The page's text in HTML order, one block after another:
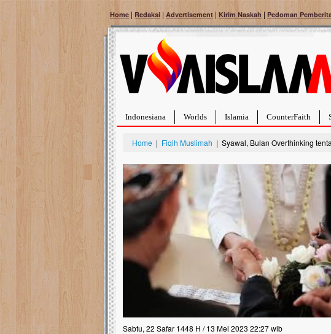
Home | Redaksi | Advertisement | Kirim Naskah | Pedoman
Indonesiana Worlds Islamia CounterFaith
Home | Fiqih Muslimah | Syawal, Bulan Overthinking
Sabtu, 22 Safar 1448 H / 13 Mei 2023 22:27 wib
Bantu Naura, Balita Hebat
Tumor Pembuluh Darah
Hidup Naura Salsabila dipenuhi dengan
rintangan yang sangat berat. Meskipun
berusia sepuluh bulan, bayi yang imut ini
menghadapi penyakit yang dahsyat,
pembuluh darah berukuran...